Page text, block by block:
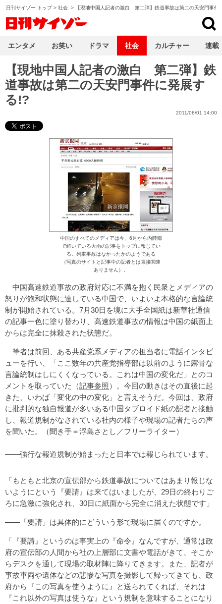
日刊サイゾー トップ> 社会 > 【現地中国人記者の激白 第二弾】鉄道事故は第二の天安門事件
【現地中国人記者の激白 第二弾】鉄
道事故は第二の天安門事件に発展す
る!?
2011/08/01 14:00
中国のすべてのメディアは今、6月から内陸部
で続いている大雨の記事をトップに報じてい
る。列車事故はなかったかのようである
（写真のサイトと記事中の記者とは直接関連
ありません）。
中国高速鉄道事故の政府対応に不満を抱く民衆とメディアの
怒りが飽和状態に達している中国で、いよいよ本格的な言論統
制が開始されている。7月30日を境に大手全国紙は新華社通信
の記事一色に塗り替わり、高速鉄道事故の情報は中国の紙面上
からは完全に抹殺された状態だ。
筆者は前回、ある共産党系メディアの担当者に電話インタビ
ューを行い、「ここ数年の共産党指導部は以前のように露骨な
言論統制はしにくくなっている。これは中国の変化だ」とのコ
メントを取っていた（記事参照）。今回の動きはその直後に起
きた、いわば「変化の中の変化」と言えそうだ。今回は、政府
に批判的な独自報道が多いある中国タブロイド紙の記者と接触
し、報道規制がなされている社内の様子や現場の記者たちの声
を聞いた。（聞き手＝浮島さとし／フリーライター）
――強行な報道規制が始まったと日本では報じられています。
「もともと北京の宣伝部から鉄道事故についてはあまり報じな
いようにという『要請』は来てはいましたが、29日の終わりご
ろに急激に強化され、30日に紙面から完全に消えた状態です」
――「要請」は具体的にどういう形で現場に届くのですか。
「『要請』というのは事実上の『命令』なんですが、通常は政
府の宣伝部の人間から社の上層部に文書や電話がきて、そこか
らデスクを通して現場の取材陣に降りてきます。また、記者が
事故車両や遺体などの悲惨な写真を撮影して帰ってきても、政
府から『この写真を使うように』と送られてくれば、それは
『これ以外の写真は使うな』という規制を意味することになり
エンタメ お笑い ドラマ 社会 カルチャー 連載